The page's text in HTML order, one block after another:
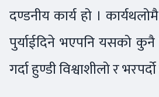
दण्डनीय कार्य हो ।
पुर्याईदिने भएपनि यसको
गर्दा हुण्डी विश्वाशीलो र